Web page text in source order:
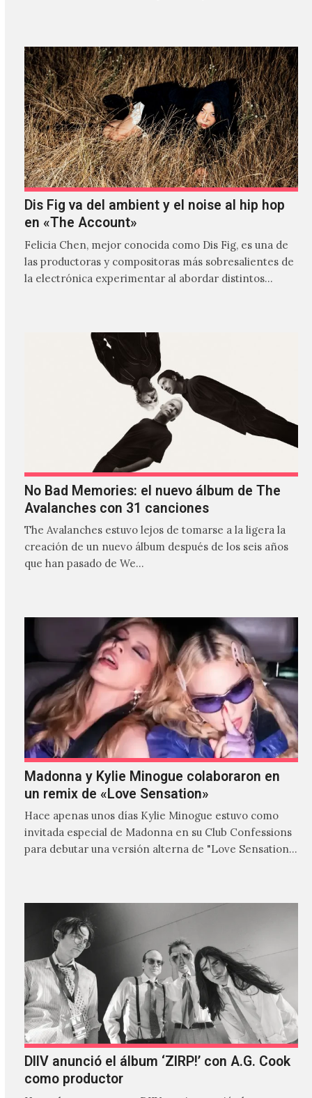
Dis Fig va del ambient y el noise al hip hop
en «The Account»
Felicia Chen, mejor conocida como Dis Fig, es una de
las productoras y compositoras más sobresalientes de
la electrónica experimentar al abordar distintos
No Bad Memories: el nuevo álbum de The
Avalanches con 31 canciones
The Avalanches estuvo lejos de tomarse a la ligera la
creación de un nuevo álbum después de los seis años
que han pasado de We…
Madonna y Kylie Minogue colaboraron en
un remix de «Love Sensation»
Hace apenas unos días Kylie Minogue estuvo como
invitada especial de Madonna en su Club Confessions
para debutar una versión alterna de "Love Sensation",
DIIV anunció el álbum ‘ZIRP!’ con A.G. Cook
como productor